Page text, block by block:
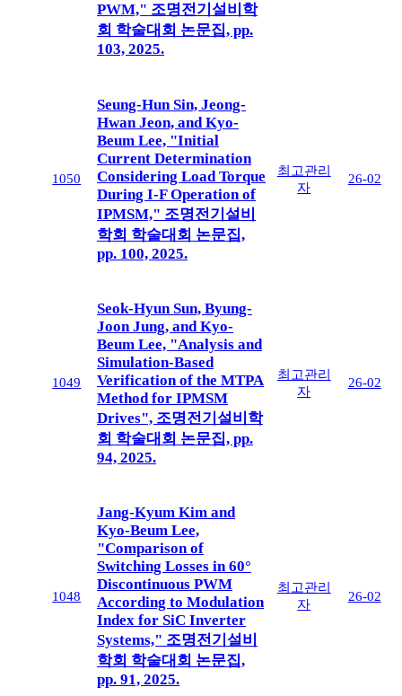
PWM," 조명전기설비학
회 학술대회 논문집, pp.
103, 2025.
1050
Seung-Hun Sin, Jeong-
Hwan Jeon, and Kyo-
Beum Lee, "Initial
Current Determination
Considering Load Torque
During I-F Operation of
IPMSM," 조명전기설비
학회 학술대회 논문집,
pp. 100, 2025.
최고관리
자
26-02
1049
Seok-Hyun Sun, Byung-
Joon Jung, and Kyo-
Beum Lee, "Analysis and
Simulation-Based
Verification of the MTPA
Method for IPMSM
Drives", 조명전기설비학
회 학술대회 논문집, pp.
94, 2025.
최고관리
자
26-02
1048
Jang-Kyum Kim and
Kyo-Beum Lee,
"Comparison of
Switching Losses in 60°
Discontinuous PWM
According to Modulation
Index for SiC Inverter
Systems," 조명전기설비
학회 학술대회 논문집,
pp. 91, 2025.
최고관리
자
26-02